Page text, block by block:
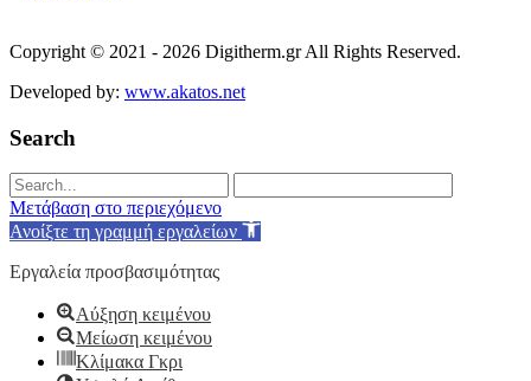
Copyright © 2021 - 2026 Digitherm.gr All Rights Reserved.
Developed by: www.akatos.net
Search
Μετάβαση στο περιεχόμενο
Ανοίξτε τη γραμμή εργαλείων
Εργαλεία προσβασιμότητας
Αύξηση κειμένου
Μείωση κειμένου
Κλίμακα Γκρι